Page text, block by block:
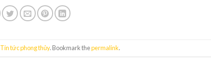
Tin tức phong thủy. Bookmark thepermalink.